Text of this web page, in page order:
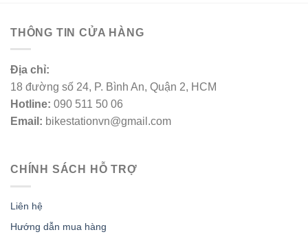
THÔNG TIN CỬA HÀNG
Địa chỉ:
18 đường số 24, P. Bình An, Quận 2, HCM
Hotline: 090 511 50 06
Email: bikestationvn@gmail.com
CHÍNH SÁCH HỖ TRỢ
Liên hệ
Hướng dẫn mua hàng